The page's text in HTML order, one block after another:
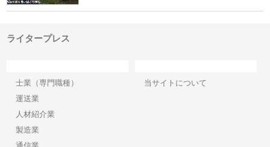
ライタープレス
士業（専門職種）
運送業
人材紹介業
製造業
当サイトについて